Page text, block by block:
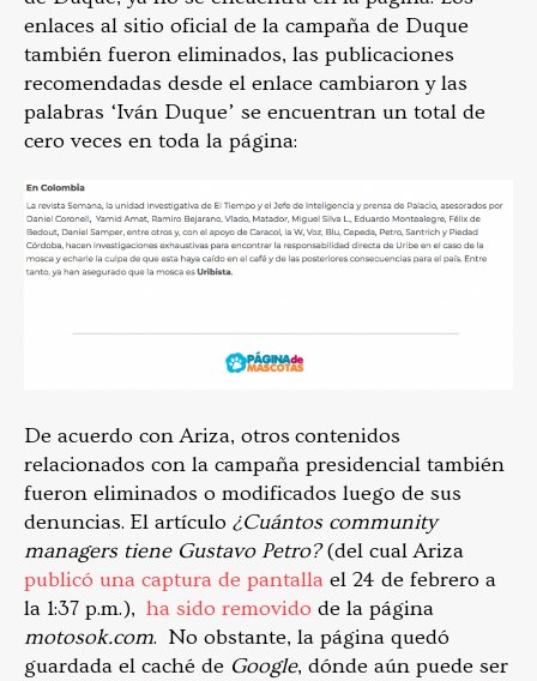
enlaces al sitio oficial de la campaña de Duque
también fueron eliminados, las publicaciones
recomendadas desde el enlace cambiaron y las
palabras ‘Iván Duque’ se encuentran un total de
cero veces en toda la página:
De acuerdo con Ariza, otros contenidos
relacionados con la campaña presidencial también
fueron eliminados o modificados luego de sus
denuncias. El artículo ¿Cuántos community
managers tiene Gustavo Petro?(del cual Ariza
publicó una captura de pantalla el 24 de febrero a
la 1:37 p.m.), ha sido removido de la página
motosok.com. No obstante, la página quedó
guardada el caché de Google, dónde aún puede ser